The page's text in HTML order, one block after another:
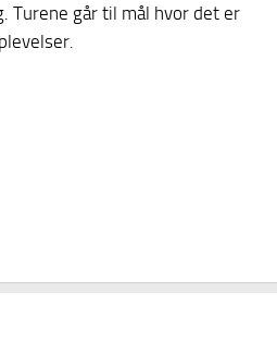
Turene går til mål hvor det er